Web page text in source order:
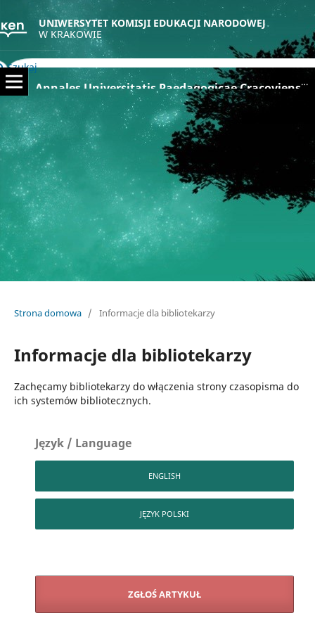
UNIWERSYTET KOMISJI EDUKACJI NARODOWEJ
W KRAKOWIE
Szukaj
Annales Universitatis Paedagogicae Cracoviensis Studia Paedagogica
Strona domowa / Informacje dla bibliotekarzy
Informacje dla bibliotekarzy
Zachęcamy bibliotekarzy do włączenia strony czasopisma do
ich systemów bibliotecznych.
Język / Language
ENGLISH
JĘZYK POLSKI
ZGŁOŚ ARTYKUŁ